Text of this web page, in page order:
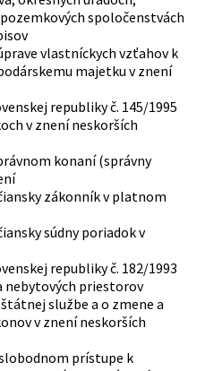
spoločenstvách
vlastníckych vzťahov k
majetku v znení
republiky č. 145/1995
v znení neskorších
konaní (správny
zákonník v platnom
súdny poriadok v
republiky č. 182/1993
nebytových priestorov
štátnej službe a o zmene a
v znení neskorších
slobodnom prístupe k